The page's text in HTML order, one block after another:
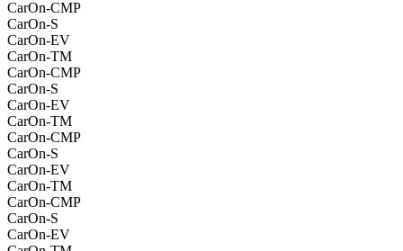
CarOn-CMP
CarOn-S
CarOn-EV
CarOn-TM
CarOn-CMP
CarOn-S
CarOn-EV
CarOn-TM
CarOn-CMP
CarOn-S
CarOn-EV
CarOn-TM
CarOn-CMP
CarOn-S
CarOn-EV